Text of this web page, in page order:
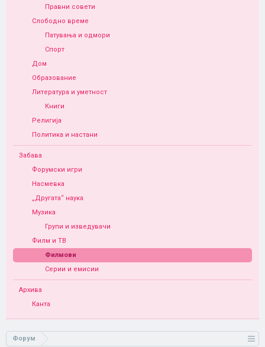
Правни совети
Слободно време
Патувања и одмори
Спорт
Дом
Образование
Литература и уметност
Книги
Религија
Политика и настани
Забава
Форумски игри
Насмевка
„Другата“ наука
Музика
Групи и изведувачи
Филм и ТВ
Филмови
Серии и емисии
Архива
Канта
Форум